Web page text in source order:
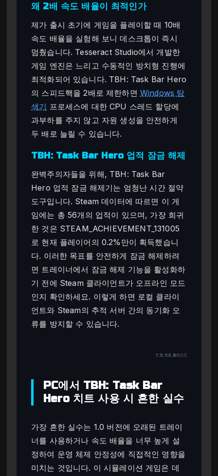
왜 2배 속도 배율이 최적인가
제가 출시 초기에 게임을 플레이할 때 10배
속도 배율을 실험해 보니 데스크톱이 즉시
멈췄습니다. Tesseract Studio에서 개발한
게임 엔진은 느리고 수동적인 방치형 진행에
최적화되어 있습니다. TBH: Task Bar Hero
의 스피드핵을 2배로 제한하면 Windows 탐
색기 프로세스에 대한 CPU 스레드 할당에
과부하를 주지 않고 자원 생성을 안전하게
두 배로 늘릴 수 있습니다.
TBH: Task Bar Hero 업적 잠금 해제
완벽주의자들을 위해, TBH: Task Bar
Hero 업적 잠금 해제기는 엄청난 시간 절약
도구입니다. Steam 데이터에 따르면 이 게
임에는 총 56개의 업적이 있으며, 가장 희귀
한 것은 STEAM_ACHIEVEMENT_131005
로 현재 플레이어의 0.2%만이 획득했습니
다. 이러한 목표를 안전하게 잠금 해제하려
면 트레이너에서 잠금 해제 기능을 활성화하
기 전에 Steam 클라이언트가 오프라인 모드
인지 확인하세요. 이렇게 하면 로컬 클라이
언트와 Steam의 추적 서버 간의 동기화 오
류를 방지할 수 있습니다.
↑ 맨 위로 돌아가기
PC에서 TBH: Task Bar
Hero 치트 사용 시 흔한 실수
가장 흔한 실수는 1.0 버전에 오래된 트레이
너를 사용하거나 속도 배율을 너무 높게 설
정하여 운영 체제 안정성에 직접적인 영향을
미치는 것입니다. 이 시뮬레이션 게임은 데